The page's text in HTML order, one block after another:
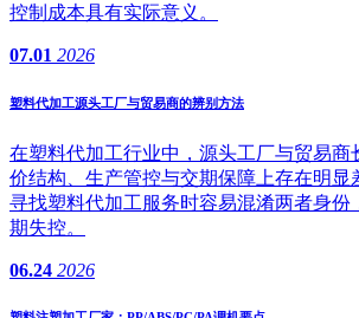
控制成本具有实际意义。
07.01 2026
塑料代加工源头工厂与贸易商的辨别方法
在塑料代加工行业中，源头工厂与贸易商
价结构、生产管控与交期保障上存在明显
寻找塑料代加工服务时容易混淆两者身份
期失控。
06.24 2026